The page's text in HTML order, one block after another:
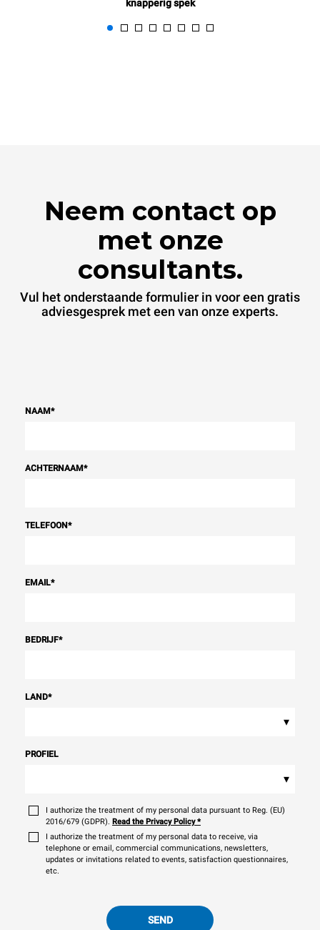
knapperig spek
Neem contact op
met onze
consultants.
Vul het onderstaande formulier in voor een gratis
adviesgesprek met een van onze experts.
NAAM*
ACHTERNAAM*
TELEFOON*
EMAIL*
BEDRIJF*
LAND*
▾
PROFIEL
▾
I authorize the treatment of my personal data pursuant to Reg. (EU)
2016/679 (GDPR). Read the Privacy Policy*
I authorize the treatment of my personal data to receive, via
telephone or email, commercial communications, newsletters,
updates or invitations related to events, satisfaction questionnaires,
etc.
SEND